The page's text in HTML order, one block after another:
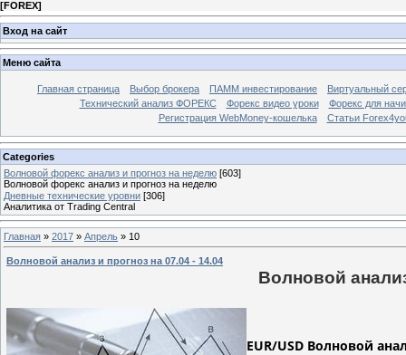
[FOREX]
Вход на сайт
Меню сайта
Главная страница Выбор брокера ПАММ инвестирование
Виртуальный
Технический анализ ФОРЕКС
Форекс видео уроки
Форекс для
Регистрация WebMoney-кошелька
Статьи
Categories
Волновой форекс анализ и прогноз на неделю [603]
Волновой форекс анализ и прогноз на неделю
Дневные технические уровни [306]
Аналитика от Trading Central
Главная » 2017 » Апрель » 10
Волновой анализ и прогноз на 07.04 - 14.04
Волновой
EUR/USD Волновой